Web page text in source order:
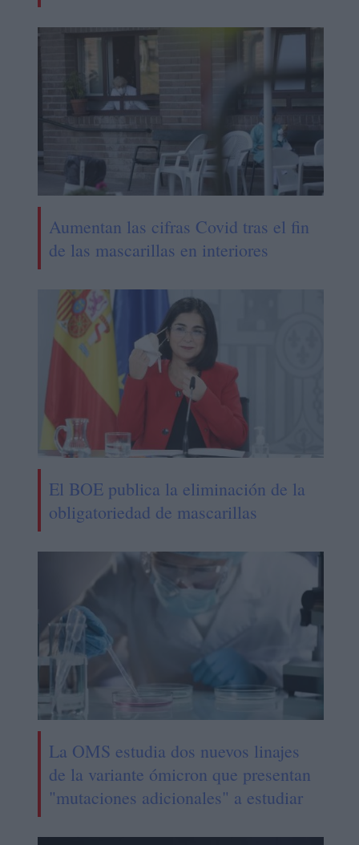
Aumentan las cifras Covid tras el fin
de las mascarillas en interiores
El BOE publica la eliminación de la
obligatoriedad de mascarillas
La OMS estudia dos nuevos linajes
de la variante ómicron que presentan
"mutaciones adicionales" a estudiar